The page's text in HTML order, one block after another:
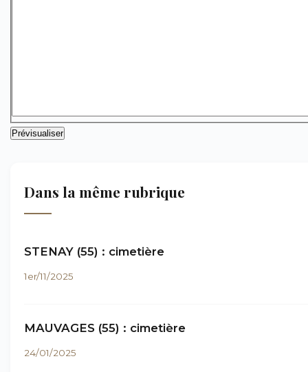
Dans la même rubrique
STENAY (55) : cimetière
1er/11/2025
MAUVAGES (55) : cimetière
24/01/2025